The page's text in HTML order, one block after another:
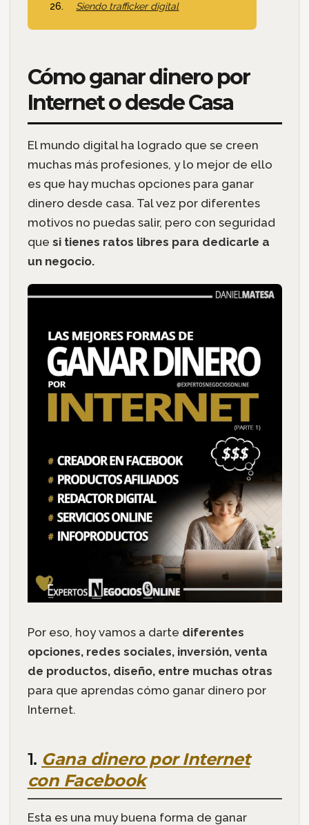
Siendo trafficker digital
Cómo ganar dinero por
Internet o desde Casa
El mundo digital ha logrado que se creen
muchas más profesiones, y lo mejor de ello
es que hay muchas opciones para ganar
dinero desde casa. Tal vez por diferentes
motivos no puedas salir, pero con seguridad
que si tienes ratos libres para dedicarle a
un negocio.
Por eso, hoy vamos a darte diferentes
opciones, redes sociales, inversión, venta
de productos, diseño, entre muchas otras
para que aprendas cómo ganar dinero por
Internet.
1. Gana dinero por Internet
con Facebook
Esta es una muy buena forma de ganar